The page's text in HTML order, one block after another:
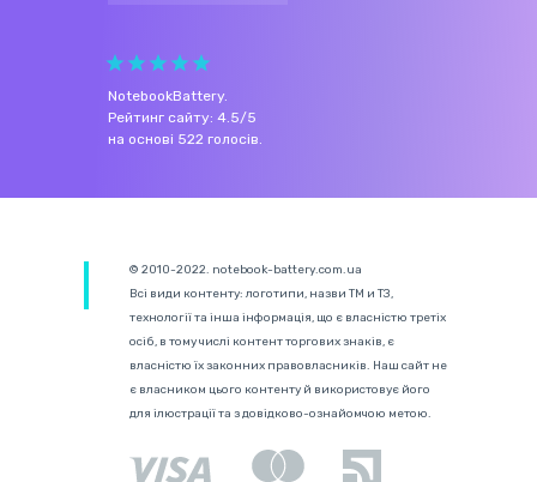
NotebookBattery.
Рейтинг сайту: 4.5/5
на основі 522 голосів.
© 2010-2022. notebook-battery.com.ua
Всі види контенту: логотипи, назви ТМ и ТЗ,
технології та інша інформація, що є власністю третіх
осіб, в тому числі контент торгових знаків, є
власністю їх законних правовласників. Наш сайт не
є власником цього контенту й використовує його
для ілюстрації та з довідково-ознайомчою метою.